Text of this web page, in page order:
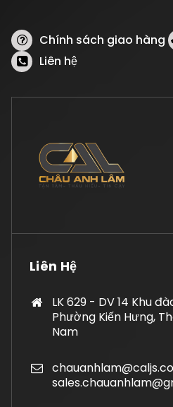
Chính sách giao hàng
Liên hệ
Liên Hệ
LK 629 - DV 14 Khu
Phường Kiến Hưng,
Nam